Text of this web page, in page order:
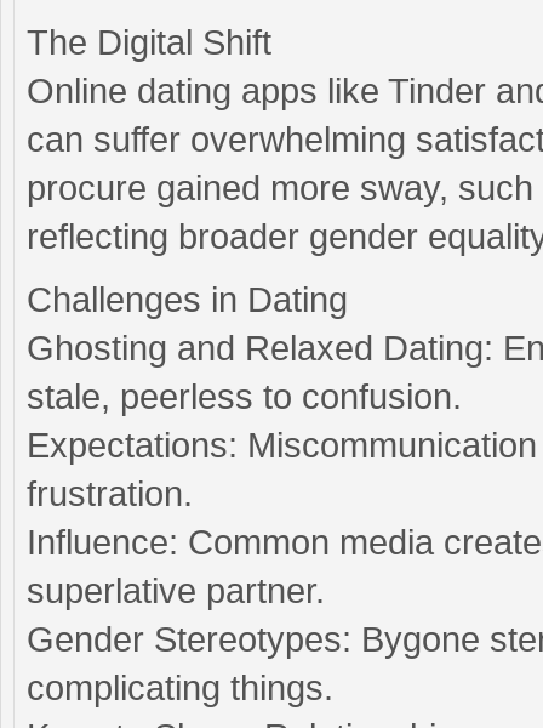
The Digital Shift
Online dating apps like Tinder
can suffer overwhelming
procure gained more sway,
reflecting broader gender
Challenges in Dating
Ghosting and Relaxed Dating:
stale, peerless to confusion.
Expectations:
frustration.
Influence: Common media
superlative partner.
Gender Stereotypes: Bygone
complicating things.